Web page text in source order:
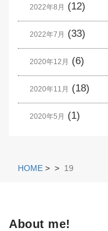
2022年8月 (12)
2022年7月 (33)
2020年12月 (6)
2020年11月 (18)
2020年5月 (1)
HOME > > 19
About me!